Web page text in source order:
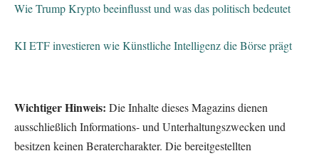
Wie Trump Krypto beeinflusst und was das politisch bedeutet
KI ETF investieren wie Künstliche Intelligenz die Börse prägt
Wichtiger Hinweis: Die Inhalte dieses Magazins dienen
ausschließlich Informations- und Unterhaltungszwecken und
besitzen keinen Beratercharakter. Die bereitgestellten